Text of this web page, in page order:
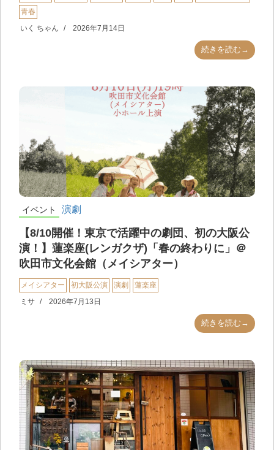
青春
いく ちゃん
2026年7月14日
続きを読む→
イベント 演劇
【8/10開催！東京で活躍中の劇団、初の大阪公
演！】蓮楽座(レンガクザ)「春の終わりに」＠
吹田市文化会館（メイシアター）
メイシアター 初大阪公演 演劇
蓮楽座
ミサ
2026年7月13日
続きを読む→